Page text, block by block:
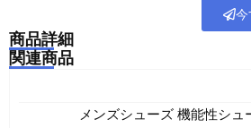
商品詳細
関連商品
メンズシューズ 機能性シ